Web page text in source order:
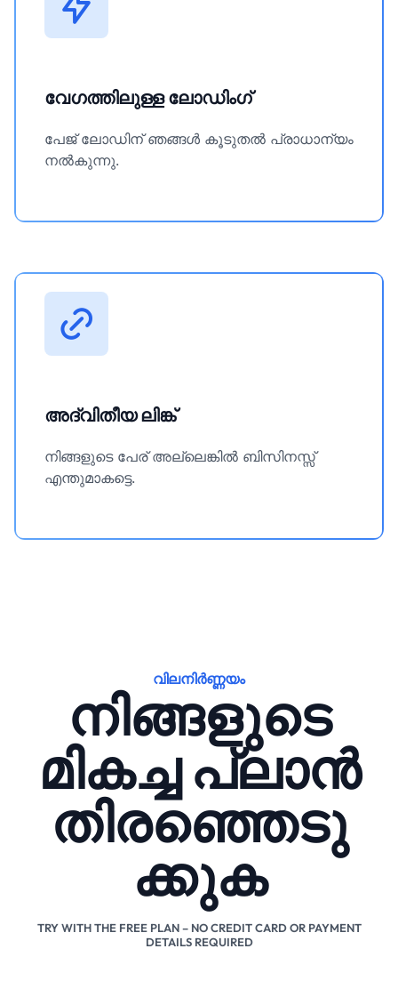
വേഗത്തിലുള്ള ലോഡിംഗ്
പേജ് ലോഡിന് ഞങ്ങൾ കൂടുതൽ പ്രാധാന്യം
നൽകുന്നു.
അദ്വിതീയ ലിങ്ക്
നിങ്ങളുടെ പേര് അല്ലെങ്കിൽ ബിസിനസ്സ്
എന്തുമാകട്ടെ.
വിലനിർണ്ണയം
നിങ്ങളുടെ
മികച്ച പ്ലാൻ
തിരഞ്ഞെടു
ക്കുക
TRY WITH THE FREE PLAN – NO CREDIT CARD OR PAYMENT
DETAILS REQUIRED